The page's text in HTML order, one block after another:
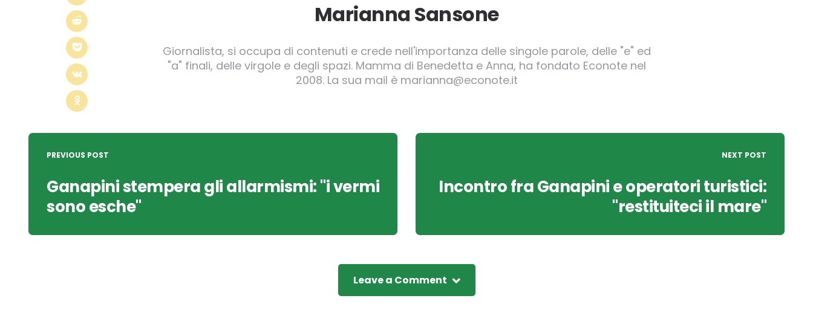
Marianna Sansone
Giornalista, si occupa di contenuti e crede nell'importanza delle singole parole, delle "e" ed
"a" finali, delle virgole e degli spazi. Mamma di Benedetta e Anna, ha fondato Econote nel
2008. La sua mail è marianna@econote.it
Post
navigation
PREVIOUS POST
Ganapini stempera gli allarmismi: "i vermi
sono esche"
NEXT POST
Incontro fra Ganapini e operatori turistici:
"restituiteci il mare"
Leave a Comment